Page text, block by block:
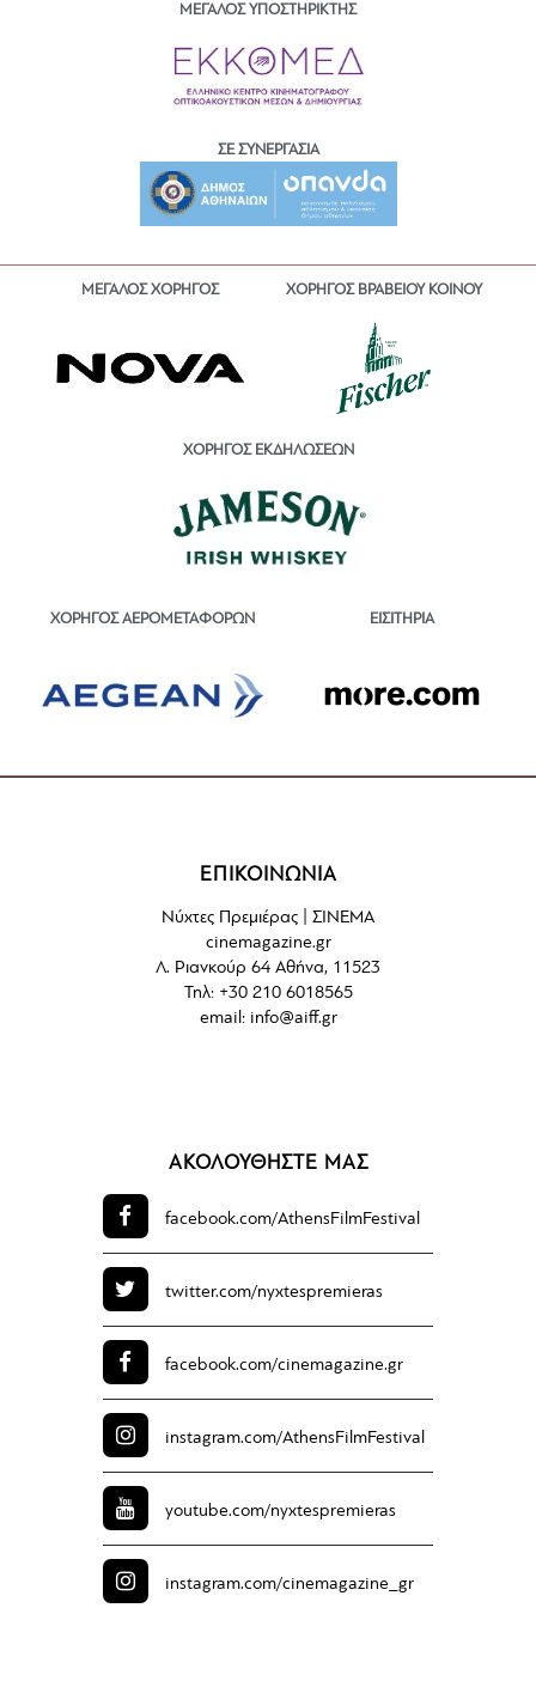
ΜΕΓΑΛΟΣ ΥΠΟΣΤΗΡΙΚΤΗΣ
ΣΕ ΣΥΝΕΡΓΑΣΙΑ
ΜΕΓΑΛΟΣ ΧΟΡΗΓΟΣ ΧΟΡΗΓΟΣ ΒΡΑΒΕΙΟΥ ΚΟΙΝΟΥ
ΧΟΡΗΓΟΣ ΕΚΔΗΛΩΣΕΩΝ
ΧΟΡΗΓΟΣ ΑΕΡΟΜΕΤΑΦΟΡΩΝ ΕΙΣΙΤΗΡΙΑ
ΕΠΙΚΟΙΝΩΝΙΑ
Νύχτες Πρεμιέρας | ΣΙΝΕΜΑ
cinemagazine.gr
Λ. Ριανκούρ 64 Αθήνα, 11523
Τηλ: +30 210 6018565
email: info@aiff.gr
ΑΚΟΛΟΥΘΗΣΤΕ ΜΑΣ
facebook.com/AthensFilmFestival
twitter.com/nyxtespremieras
facebook.com/cinemagazine.gr
instagram.com/AthensFilmFestival
youtube.com/nyxtespremieras
instagram.com/cinemagazine_gr